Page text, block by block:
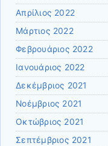
Απρίλιος 2022
Μάρτιος 2022
Φεβρουάριος 2022
Ιανουάριος 2022
Δεκέμβριος 2021
Νοέμβριος 2021
Οκτώβριος 2021
Σεπτέμβριος 2021